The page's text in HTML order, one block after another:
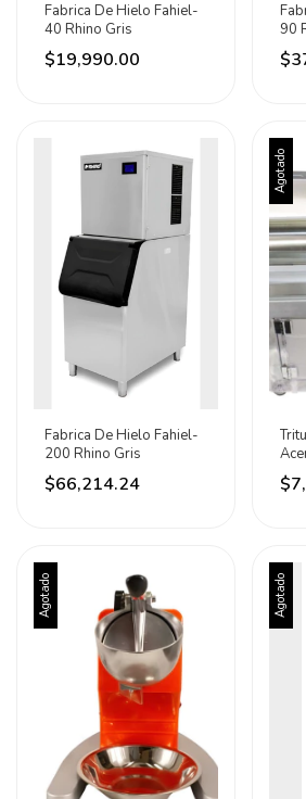
Fabrica De Hielo Fahiel-
40 Rhino Gris
$19,990.00
90
Fabrica De Hielo Fahiel-
200 Rhino Gris
$66,214.24
Agotado
Agotado Agotado